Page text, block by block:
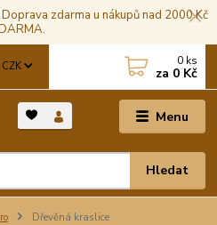
zdarma u nákupů nad 2000 Kč
Menu
CZK
Hledat
0 ks
za 0 Kč
Dřevěná kraslice